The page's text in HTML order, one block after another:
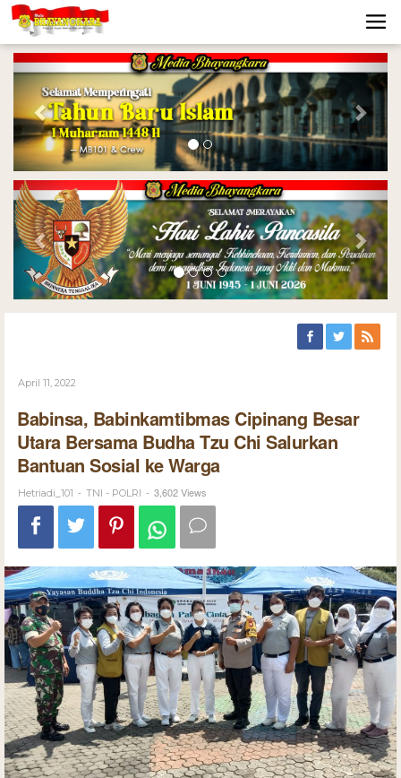
Previous Next
Previous Next
April 11, 2022
Babinsa, Babinkamtibmas Cipinang Besar
Utara Bersama Budha Tzu Chi Salurkan
Bantuan Sosial ke Warga
Hetriadi_101 - TNI - POLRI - 3,602 Views